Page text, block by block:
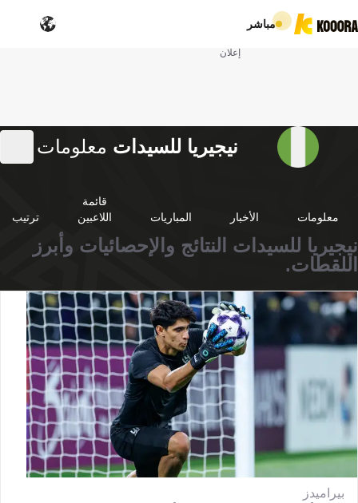
مباشر
إعلان
نيجيريا للسيدات معلومات
معلومات الأخبار المباريات
قائمة
اللاعبين
ترتيب
نيجيريا للسيدات النتائج والإحصائيات وأبرز
اللقطات.
بيراميدز